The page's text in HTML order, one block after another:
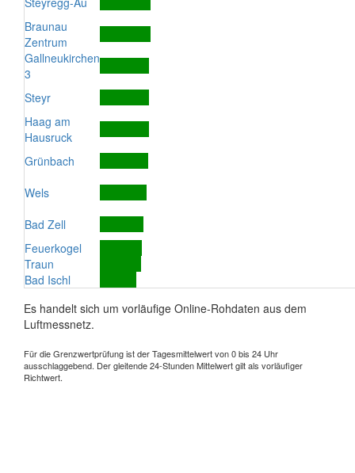
Braunau
Zentrum
Gallneukirchen
3
Steyr
Haag am
Hausruck
Grünbach
Wels
Bad Zell
Feuerkogel
Traun
Bad Ischl
Es handelt sich um vorläufige Online-Rohdaten aus dem
Luftmessnetz.
Für die Grenzwertprüfung ist der Tagesmittelwert von 0 bis 24 Uhr
ausschlaggebend. Der gleitende 24-Stunden Mittelwert gilt als vorläufiger
Richtwert.